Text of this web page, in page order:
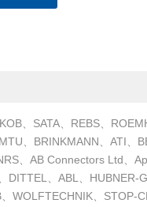
、SATA、REBS、
、BRINKMANN、ATI、
、AB Connectors Ltd、
、ABL、HUBNER-
WOLFTECHNIK、STOP-